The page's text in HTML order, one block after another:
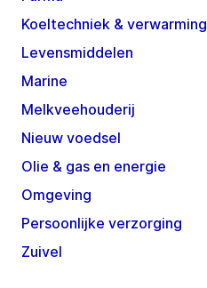
Koeltechniek & verwarming
Levensmiddelen
Marine
Melkveehouderij
Nieuw voedsel
Olie & gas en energie
Omgeving
Persoonlijke verzorging
Zuivel